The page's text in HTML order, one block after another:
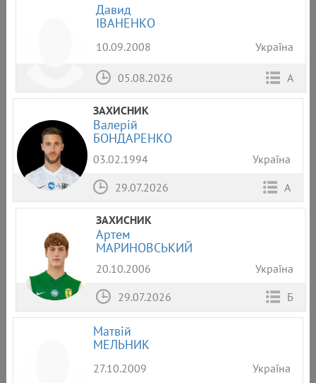
Давид
ІВАНЕНКО
10.09.2008 Україна
05.08.2026 А
ЗАХИСНИК
Валерій
БОНДАРЕНКО
03.02.1994
Україна
29.07.2026
А
ЗАХИСНИК
Артем
МАРИНОВСЬКИЙ
20.10.2006
Україна
29.07.2026
Б
Матвій
МЕЛЬНИК
27.10.2009 Україна